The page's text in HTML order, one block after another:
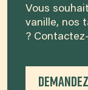
Vous
vanille, nos
?